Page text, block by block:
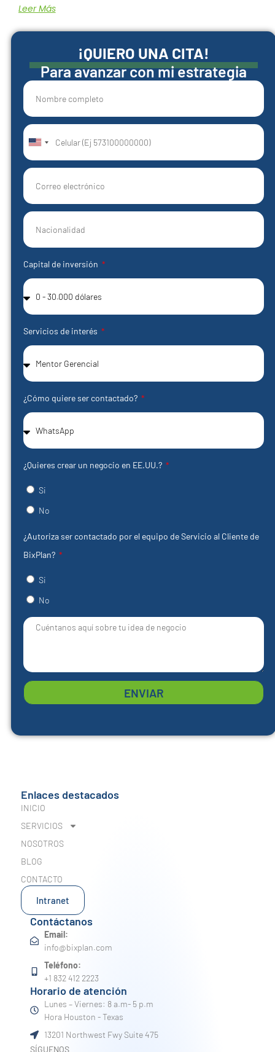
Leer Más
¡QUIERO UNA CITA!
Para avanzar con mi estrategia
United
States
+1
Capital de inversión
Servicios de interés
¿Cómo quiere ser contactado?
¿Quieres crear un negocio en EE.UU.?
Si
No
¿Autoriza ser contactado por el equipo de Servicio al Cliente de
BixPlan?
Si
No
ENVIAR
Enlaces destacados
INICIO
SERVICIOS
NOSOTROS
BLOG
CONTACTO
Intranet
Contáctanos
Email:
info@bixplan.com
Teléfono:
+1 832 412 2223
Horario de atención
Lunes – Viernes: 8 a.m- 5 p.m
Hora Houston - Texas
13201 Northwest Fwy Suite 475
SÍGUENOS